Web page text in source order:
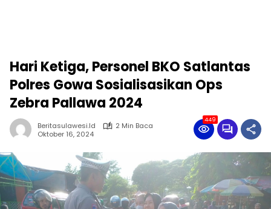
Hari Ketiga, Personel BKO Satlantas
Polres Gowa Sosialisasikan Ops
Zebra Pallawa 2024
Beritasulawesi.id
2 Min Baca
Oktober 16, 2024
449